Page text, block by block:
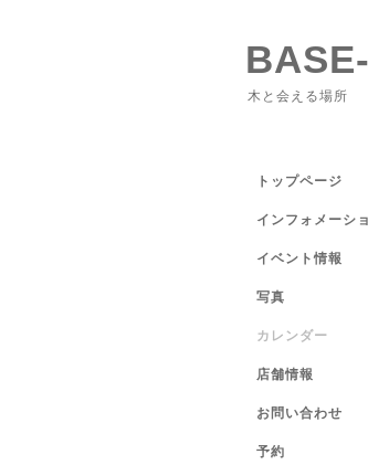
木と会える場所
トップページ
インフォメーシ
イベント情報
写真
カレンダー
店舗情報
お問い合わせ
予約